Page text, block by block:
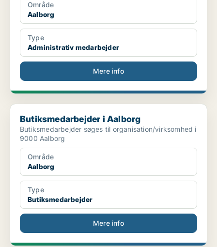
Område
Aalborg
Type
Administrativ medarbejder
Mere info
Butiksmedarbejder i Aalborg
Butiksmedarbejder i Aalborg
Butiksmedarbejder søges til organisation/virksomhed i
9000 Aalborg
Område
Aalborg
Type
Butiksmedarbejder
Mere info